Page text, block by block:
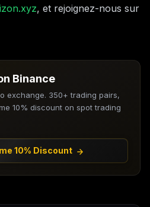
, et rejoignez-nous sur
Binance
exchange. 350+ trading pairs,
10% discount on spot trading
10% Discount